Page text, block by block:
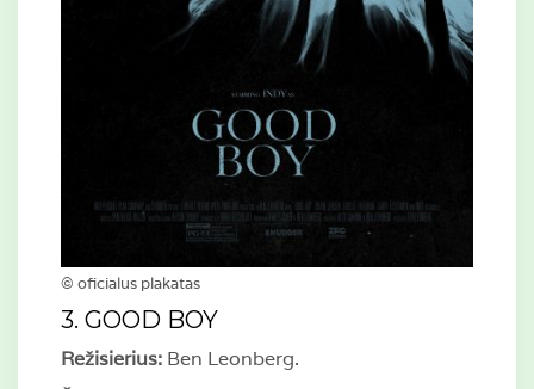
© oficialus plakatas
3. GOOD BOY
Režisierius:Ben Leonberg.